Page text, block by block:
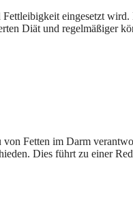
eingesetzt
Diät und regelmäßiger
Fetten im Darm
Dies führt zu einer